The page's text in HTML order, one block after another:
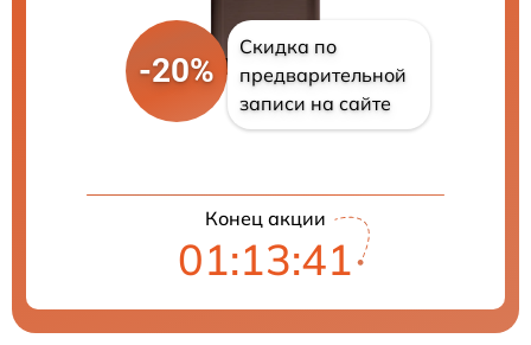
-20%
Скидка по
предварительной
записи на сайте
Конец акции
01:13:41